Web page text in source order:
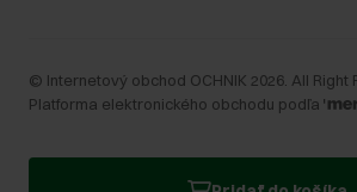
© Internetový obchod OCHNIK 2026 . All Right
Platforma elektronického obchodu podľa